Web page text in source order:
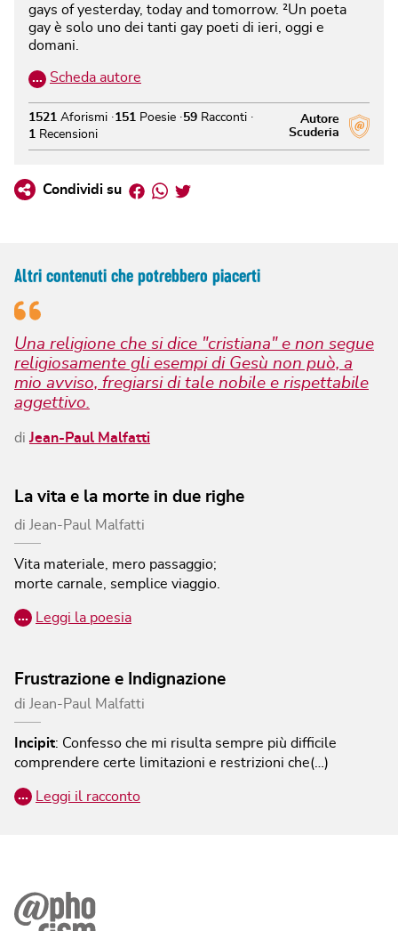
gays of yesterday, today and tomorrow. ²Un poeta
gay è solo uno dei tanti gay poeti di ieri, oggi e
domani.
… Scheda autore
Autore
Scuderia
1521 Aforismi 151 Poesie 59 Racconti
1
Recensioni
Condividi su Facebook
Whatsapp
Twitter
Altri contenuti che potrebbero piacerti
Una religione che si dice "cristiana" e non segue
religiosamente gli esempi di Gesù non può, a
mio avviso, fregiarsi di tale nobile e rispettabile
aggettivo.
diJean-Paul Malfatti
La vita e la morte in due righe
di Jean-Paul Malfatti
Vita materiale, mero passaggio;
morte carnale, semplice viaggio.
… Leggi la poesia
Frustrazione e Indignazione
di Jean-Paul Malfatti
Incipit: Confesso che mi risulta sempre più difficile
comprendere certe limitazioni e restrizioni che(…)
… Leggi il racconto